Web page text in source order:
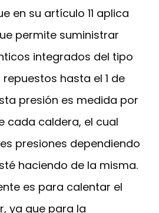
en su artículo 11 aplica
permite suministrar
integrados del tipo
hasta el 1 de
presión es medida por
cada caldera, el cual
presiones dependiendo
haciendo de la misma.
es para calentar el
ya que para la